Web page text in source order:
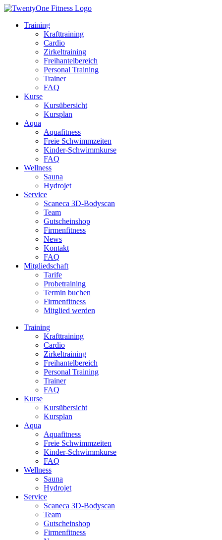
Zum
wechselnTraining
Krafttraining
Cardio
Zirkeltraining
Freihantelbereich
Personal Training
Trainer
FAQ
Kurse
Kursübersicht
Kursplan
Aqua
Aquafitness
Freie Schwimmzeiten
Kinder-Schwimmkurse
FAQ
Wellness
Sauna
Hydrojet
Service
Scaneca 3D-Bodyscan
Team
Gutscheinshop
Firmenfitness
News
Kontakt
FAQ
Mitgliedschaft
Tarife
Probetraining
Termin buchen
Firmenfitness
Mitglied werden
Training
Krafttraining
Cardio
Zirkeltraining
Freihantelbereich
Personal Training
Trainer
FAQ
Kurse
Kursübersicht
Kursplan
Aqua
Aquafitness
Freie Schwimmzeiten
Kinder-Schwimmkurse
FAQ
Wellness
Sauna
Hydrojet
Service
Scaneca 3D-Bodyscan
Team
Gutscheinshop
Firmenfitness